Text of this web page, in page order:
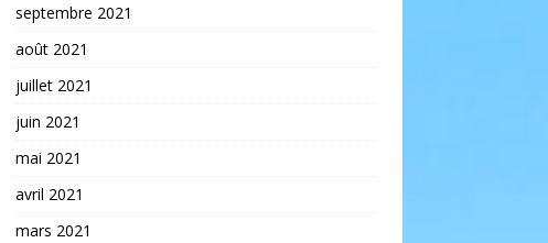
septembre 2021
août 2021
juillet 2021
juin 2021
mai 2021
avril 2021
mars 2021